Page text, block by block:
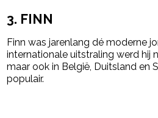
3. FINN
Finn was jarenlang dé moderne
internationale uitstraling werd hij
maar ook in België, Duitsland en
populair.